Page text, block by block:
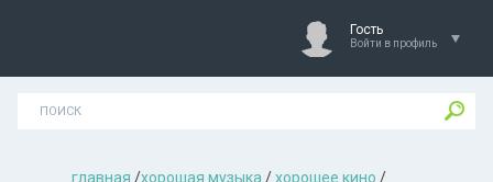
Гость
Войти в профиль
главная /хорошая музыкa /хорошее кино /